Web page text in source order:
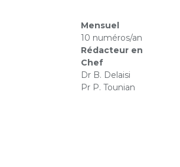
Mensuel
10 numéros/an
Rédacteur en
Chef
Dr B. Delaisi
Pr P. Tounian